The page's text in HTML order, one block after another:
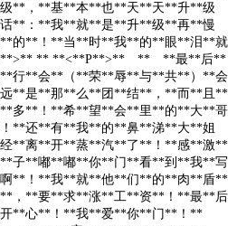
**，**基**本**也**天**天**升**级
**：**我**就**是**升**级**再**慢
的**！**当**时**我**的**眼**泪**就
**>** ** **<**P**>** ** **最**后**
行**会**（**荣**辱**与**共**）**会
**是**那**么**团**结**，**而**且**
多**！**希**望**会**里**的**大**哥
**还**有**我**的**鼻**涕**大**姐
**离**开**蒸**汽**了**！**感**激**
子**嘟**嘟**你**门**看**到**我**写
**！**我**就**他**们**的**肉**盾**
，**要**求**涨**工**资**！**最**后
**心**！**我**爱**你**门**！**